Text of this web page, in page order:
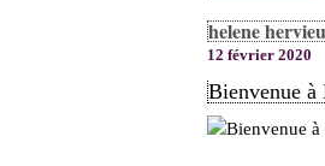
helene hervieu
12 février 2020
Bienvenue